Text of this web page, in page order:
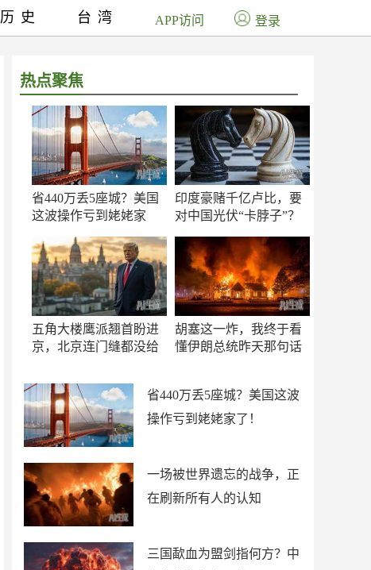
热点聚焦
省440万丢5座城？美国
这波操作亏到姥姥家
印度豪赌千亿卢比，要
对中国光伏“卡脖子”？
五角大楼鹰派翘首盼进
京，北京连门缝都没给
胡塞这一炸，我终于看
懂伊朗总统昨天那句话
省440万丢5座城？美国这波
操作亏到姥姥家了！
一场被世界遗忘的战争，正
在刷新所有人的认知
三国歃血为盟剑指何方？中
历史 台湾 APP访问 登录